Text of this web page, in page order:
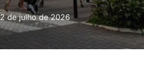
2 de julho de 2026